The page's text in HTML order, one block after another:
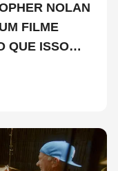
NOLAN
FILME
QUE ISSO